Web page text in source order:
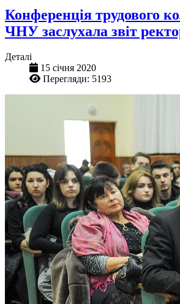
Конференція трудового
ЧНУ заслухала звіт
Деталі
15 січня 2020
Перегляди: 5193